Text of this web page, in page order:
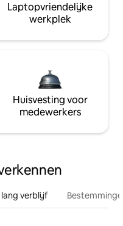
Laptopvriendelijke
werkplek
Huisvesting voor
medewerkers
lang verblijf